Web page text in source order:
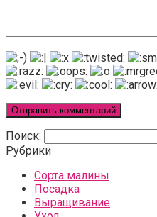
Поиск:
Рубрики
Сорта малины
Посадка
Выращивание